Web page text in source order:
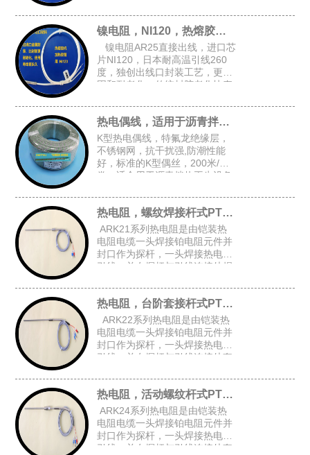
检测，确保每条产品都是完好的
才能出厂
镍电阻，NI120，热熔胶机胶管感温头
镍电阻AR25直接出线，进口芯
片NI120，日本耐高温引线260
度，独创出线口封装工艺，更牢
固和耐老化，传统封胶老化快寿
5*30，4*30
热电偶线，适用于沥青拌热再生设备
K型热电偶线，特氟龙绝缘层，
不锈钢网，抗干扰强,防潮性能
好，标准的K型偶丝，200米/
卷，适合用于沥青拌热再生设备
合
热电阻，螺纹焊接杆式PT100
ARK21系列热电阻是由铠装热
电阻电缆一头焊接铂电阻元件并
封口作为探杆，一头焊接热电阻
引线，并在探杆与引线连接处焊
纹焊接杆式铠装热电阻。
热电阻，台阶套接杆式PT100
ARK22系列热电阻是由铠装热
电阻电缆一头焊接铂电阻元件并
封口作为探杆，一头焊接热电阻
引线，并在探杆与引线连接处套
阶套接杆式铠装热电阻。
热电阻，活动螺纹杆式PT100
ARK24系列热电阻是由铠装热
电阻电缆一头焊接铂电阻元件并
封口作为探杆，一头焊接热电阻
引线，并在探杆与引线连接处套